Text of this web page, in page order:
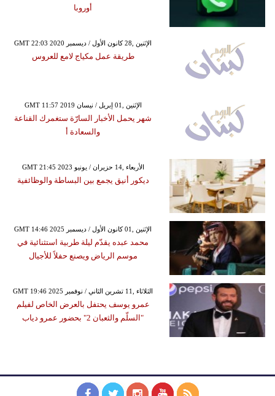
أوروبا
GMT 22:03 2020 الإثنين ,28 كانون الأول / ديسمبر
طريقة عمل مكياج لامع للعروس
GMT 11:57 2019 الإثنين ,01 إبريل / نيسان
شهر يحمل الأخبار السارّة ستغمرك القناعة
والسعادة أ
GMT 21:45 2023 الأربعاء ,14 حزيران / يونيو
ديكور أنيق يجمع بين البساطة والوظائفية
GMT 14:46 2025 الإثنين ,01 كانون الأول / ديسمبر
محمد عبده يقدّم ليلة طربية استثنائية في
موسم الرياض ويصنع حفلاً للأجيال
GMT 19:46 2025 الثلاثاء ,11 تشرين الثاني / نوفمبر
عمرو يوسف يحتفل بالعرض الخاص لفيلم
"السلّم والثعبان 2" بحضور عمرو دياب